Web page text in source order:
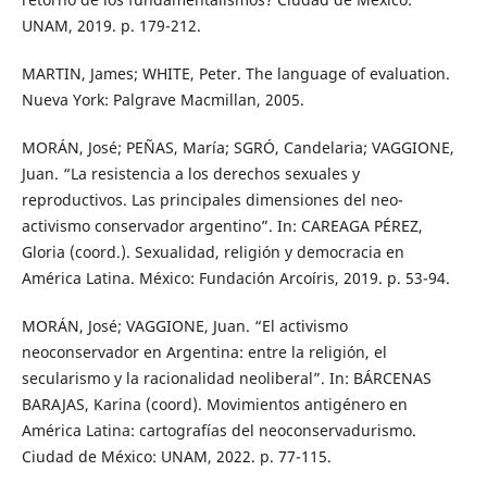
UNAM, 2019. p. 179-212.
MARTIN, James; WHITE, Peter. The language of evaluation.
Nueva York: Palgrave Macmillan, 2005.
MORÁN, José; PEÑAS, María; SGRÓ, Candelaria; VAGGIONE,
Juan. “La resistencia a los derechos sexuales y
reproductivos. Las principales dimensiones del neo-
activismo conservador argentino”. In: CAREAGA PÉREZ,
Gloria (coord.). Sexualidad, religión y democracia en
América Latina. México: Fundación Arcoíris, 2019. p. 53-94.
MORÁN, José; VAGGIONE, Juan. “El activismo
neoconservador en Argentina: entre la religión, el
secularismo y la racionalidad neoliberal”. In: BÁRCENAS
BARAJAS, Karina (coord). Movimientos antigénero en
América Latina: cartografías del neoconservadurismo.
Ciudad de México: UNAM, 2022. p. 77-115.